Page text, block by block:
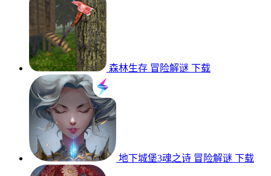
森林生存 冒险解谜 下载
地下城堡3魂之诗 冒险解谜 下载